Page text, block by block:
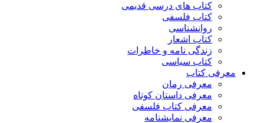
کتاب های درسی قدیمی
کتاب فلسفی
روانشناسی
کتاب اشعار
زندگی نامه و خاطرات
کتاب سیاسی
معرفی کتاب
معرفی رمان
معرفی داستان کوتاه
معرفی کتاب فلسفی
معرفی نمایشنامه